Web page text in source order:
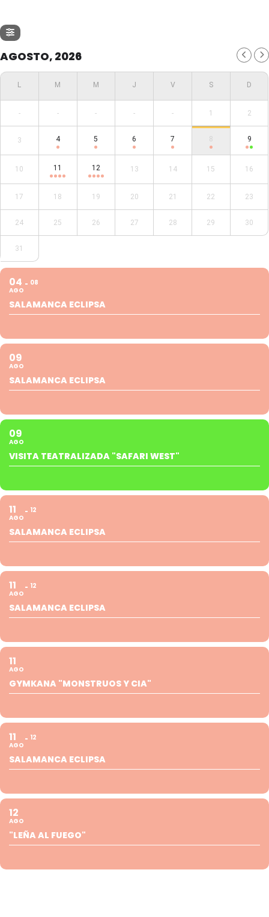
AGOSTO, 2026
- - - - - 1 2
3 4 5 6 7 8 9
10 11 12 13 14 15 16
17 18 19 20 21 22 23
24 25 26 27 28 29 30
31
04
AGO
08
SALAMANCA ECLIPSA
09
AGO
SALAMANCA ECLIPSA
09
AGO
VISITA TEATRALIZADA "SAFARI WEST"
11
AGO
12
SALAMANCA ECLIPSA
11
AGO
12
SALAMANCA ECLIPSA
11
AGO
GYMKANA "MONSTRUOS Y CIA"
11
AGO
12
SALAMANCA ECLIPSA
12
AGO
"LEÑA AL FUEGO"